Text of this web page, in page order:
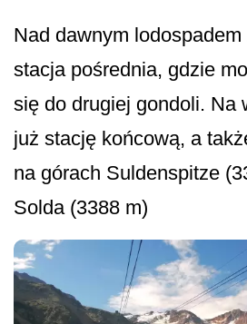
Nad dawnym
stacja pośrednia, gdzie
się do drugiej gondoli. Na
już stację końcową, a
na górach Suldenspitze
Solda (3388 m)